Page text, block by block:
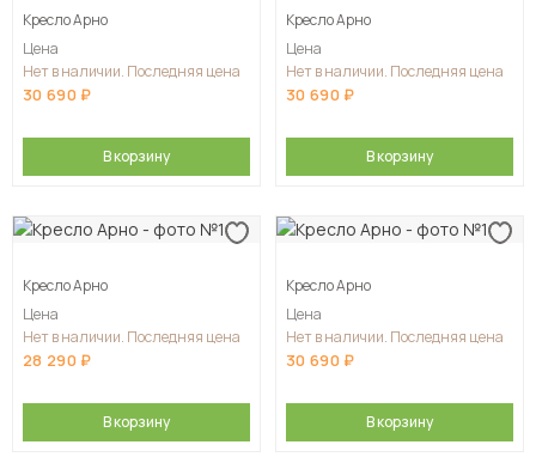
Кресло Арно
Цена
Нет в наличии. Последняя цена
30 690
В корзину
Кресло Арно
Цена
Нет в наличии. Последняя цена
30 690
В корзину
Кресло Арно
Цена
Нет в наличии. Последняя цена
28 290
В корзину
Кресло Арно
Цена
Нет в наличии. Последняя цена
30 690
В корзину